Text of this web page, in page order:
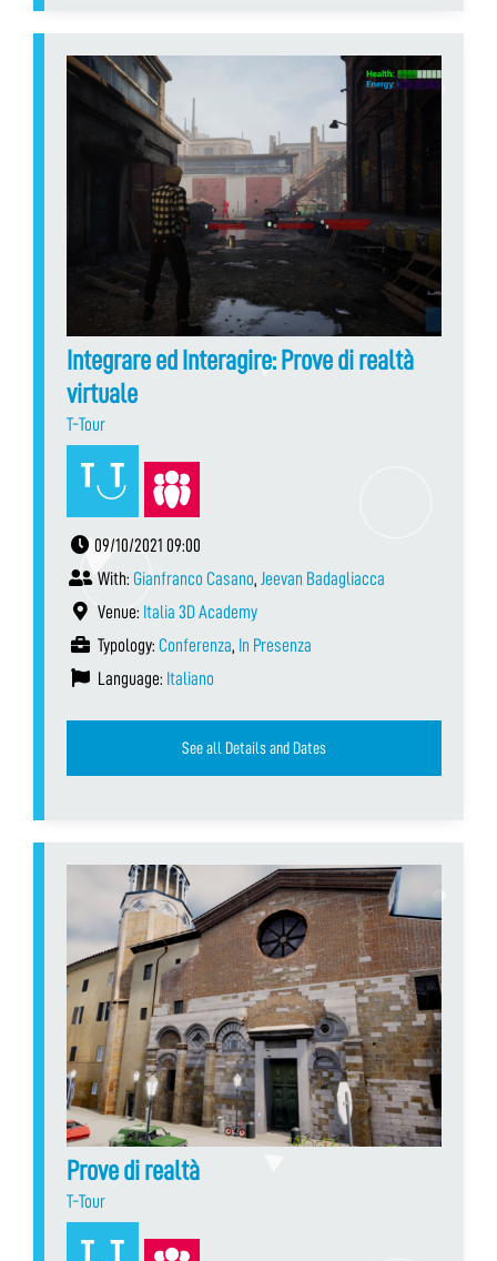
Integrare ed Interagire: Prove di realtà
virtuale
T-Tour
09/10/2021 09:00
With: Gianfranco Casano, Jeevan Badagliacca
Venue: Italia 3D Academy
Typology: Conferenza, In Presenza
Language: Italiano
See all Details and Dates
Prove di realtà
T-Tour